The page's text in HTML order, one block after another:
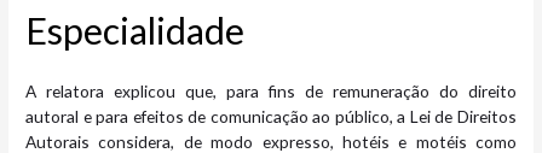
Especia​lidade
A relatora explicou que, para fins de remuneração do direito
autoral e para efeitos de comunicação ao público, a Lei de Direitos
Autorais considera, de modo expresso, hotéis e motéis como